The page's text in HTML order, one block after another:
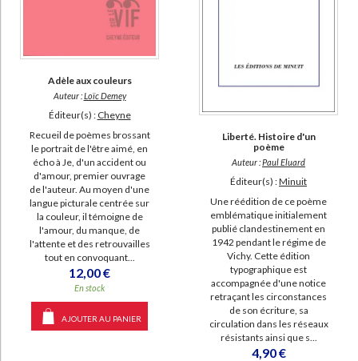
Adèle aux couleurs
Auteur :Loïc Demey
Éditeur(s) : Cheyne
Recueil de poèmes brossant
le portrait de l'être aimé, en
écho à Je, d'un accident ou
d'amour, premier ouvrage
de l'auteur. Au moyen d'une
langue picturale centrée sur
la couleur, il témoigne de
l'amour, du manque, de
l'attente et des retrouvailles
tout en convoquant...
12,00 €
En stock
AJOUTER AU PANIER
Liberté. Histoire d'un
poème
Auteur :Paul Eluard
Éditeur(s) :Minuit
Une réédition de ce poème
emblématique initialement
publié clandestinement en
1942 pendant le régime de
Vichy. Cette édition
typographique est
accompagnée d'une notice
retraçant les circonstances
de son écriture, sa
circulation dans les réseaux
résistants ainsi que s...
4,90 €